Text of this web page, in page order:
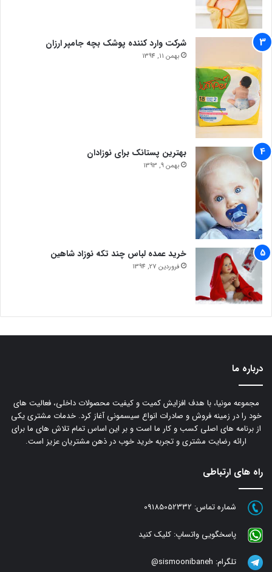
شرکت وارد کننده پوشک بچه جامپر ارزان
بهمن 11, 1394
بهترین پستانک برای نوزادان
بهمن 9, 1393
خرید عمده لباس چند تکه نوزاد شاهین
فروردین 27, 1394
درباره ما
مجموعه مونیا، با هدف افزایش کمیت و کیفیت محصولات داخلی، فعالیت های
خود را در زمینه فروش و صادرات انواع سیسمونی آغاز کرد. خدمات مشتری یکی
از برنامه های اصلی کسب و کار ما است و بر این اساس تمام تلاش های ما برای
ارائه رضایت مشتری و تجربه خرید خوب در ذهن مشتریان عزیز است.
راه های ارتباطی
شماره تماس: 09185052332
پاسخگویی واتساپ: کلیک کنید
تلگرام: sismoonibaneh@